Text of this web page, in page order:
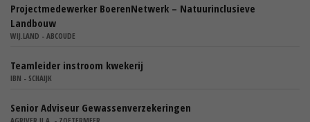
Projectmedewerker BoerenNetwerk – Natuurinclusieve
Landbouw
WIJ.LAND - ABCOUDE
Teamleider instroom kwekerij
IBN - SCHAIJK
Senior Adviseur Gewassenverzekeringen